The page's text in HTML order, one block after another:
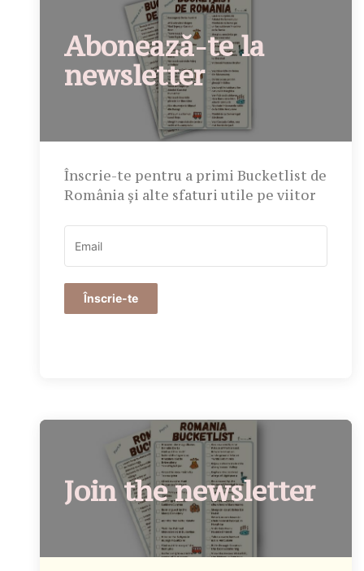
Abonează-te la
newsletter
Înscrie-te pentru a primi Bucketlist de
România și alte sfaturi utile pe viitor
Înscrie-te
Join the newsletter